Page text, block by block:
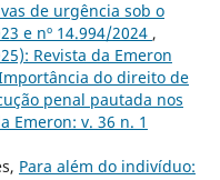
de urgência sob o
e nº 14.994/2024 ,
Revista da Emeron
do direito de
penal pautada nos
Emeron: v. 36 n. 1
Para além do indivíduo: